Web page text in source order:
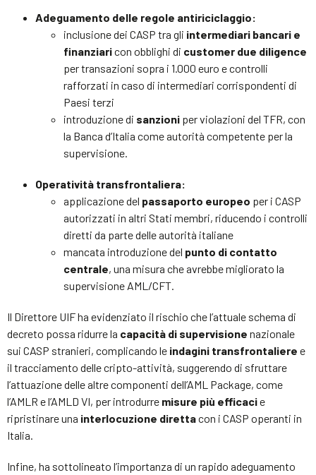
Adeguamento delle regole antiriciclaggio:
inclusione dei CASP tra gli intermediari bancari e
finanziaricon obblighi di customer due diligence
per transazioni sopra i 1.000 euro e controlli
rafforzati in caso di intermediari corrispondenti di
Paesi terzi
introduzione di sanzioni per violazioni del TFR, con
la Banca d’Italia come autorità competente per la
supervisione.
Operatività transfrontaliera:
applicazione del passaporto europeo per i CASP
autorizzati in altri Stati membri, riducendo i controlli
diretti da parte delle autorità italiane
mancata introduzione del punto di contatto
centrale, una misura che avrebbe migliorato la
supervisione AML/CFT.
Il Direttore UIF ha evidenziato il rischio che l’attuale schema di
decreto possa ridurre la capacità di supervisione nazionale
sui CASP stranieri, complicando le indagini transfrontaliere e
il tracciamento delle cripto-attività, suggerendo di sfruttare
l’attuazione delle altre componenti dell’AML Package, come
l’AMLR e l’AMLD VI, per introdurre misure più efficacie
ripristinare una interlocuzione direttacon i CASP operanti in
Italia.
Infine, ha sottolineato l’importanza di un rapido adeguamento